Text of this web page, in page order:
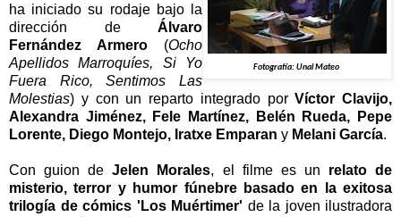
Fotografía: Unai Mateo
ha iniciado su rodaje bajo la
dirección de Álvaro
Fernández Armero (Ocho
Apellidos Marroquíes, Si Yo
Fuera Rico, Sentimos Las
Molestias) y con un reparto integrado porVíctor Clavijo,
Alexandra Jiménez, Fele Martínez, Belén Rueda, Pepe
Lorente, Diego Montejo, Iratxe Emparan y Melani García.
Con guion deJelen Morales, el filme es un relato de
misterio, terror y humor fúnebre basado en la exitosa
trilogía de cómics 'Los Muértimer' de la joven ilustradora